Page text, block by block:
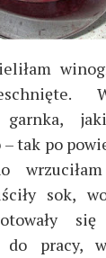
garnka,
tak po
sok,
do pracy,